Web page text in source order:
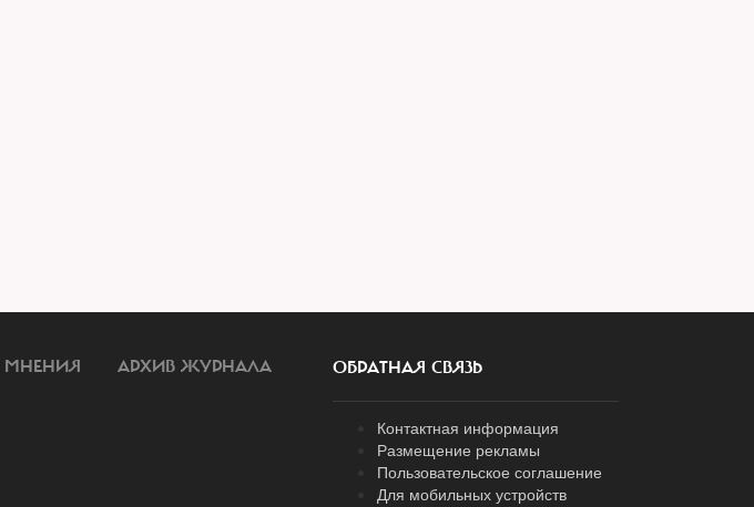
МНЕНИЯ АРХИВ ЖУРНАЛА ОБРАТНАЯ СВЯЗЬ
Контактная информация
Размещение рекламы
Пользовательское соглашение
Для мобильных устройств